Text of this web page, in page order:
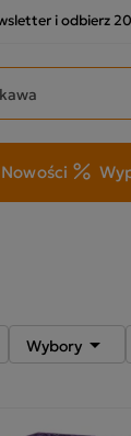
i odbierz
produktów
Nowości
Wybory 